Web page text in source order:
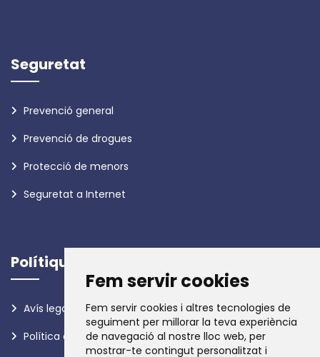
Fem servir cookies
Fem servir cookies i altres tecnologies de
seguiment per millorar la teva experiència
de navegació al nostre lloc web, per
mostrar-te contingut personalitzat i
Seguretat
Prevenció general
Prevenció de drogues
Protecció de menors
Seguretat a Internet
Polítiques
Avís legal
Política de privadesa